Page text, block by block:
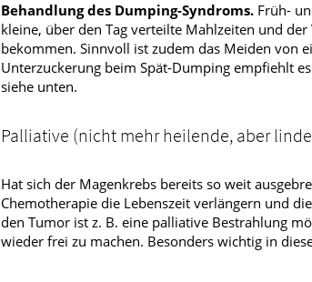
Behandlung des Dumping-Syndroms. Früh-
kleine, über den Tag verteilte Mahlzeiten und
bekommen. Sinnvoll ist zudem das Meiden von
Unterzuckerung beim Spät-Dumping empfiehlt
siehe unten.
Palliative (nicht mehr heilende, aber
Hat sich der Magenkrebs bereits so weit
Chemotherapie die Lebenszeit verlängern und
den Tumor ist z. B. eine palliative Bestrahlung
wieder frei zu machen. Besonders wichtig in